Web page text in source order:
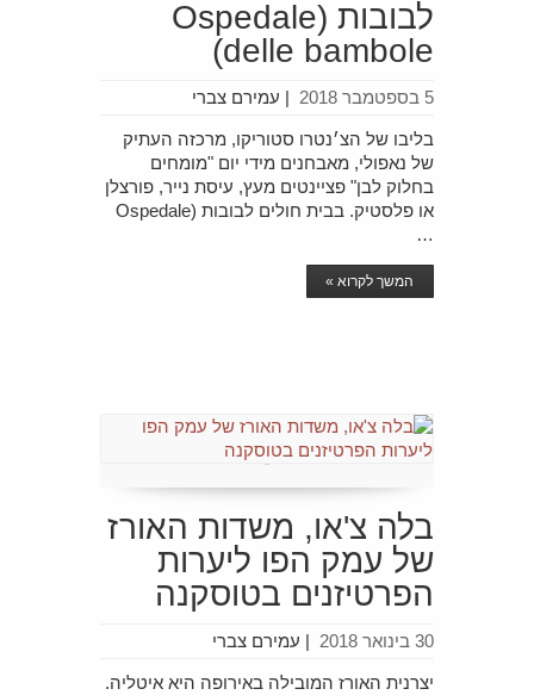
לבובות (Ospedale
delle bambole)
עמירם צברי | 5 בספטמבר 2018
בליבו של הצ׳נטרו סטוריקו, מרכזה העתיק
של נאפולי, מאבחנים מידי יום "מומחים
בחלוק לבן" פציינטים מעץ, עיסת נייר, פורצלן
או פלסטיק. בבית חולים לבובות (Ospedale
…
המשך לקרוא »
בלה צ'או, משדות האורז
של עמק הפו ליערות
הפרטיזנים בטוסקנה
עמירם צברי | 30 בינואר 2018
יצרנית האורז המובילה באירופה היא איטליה.